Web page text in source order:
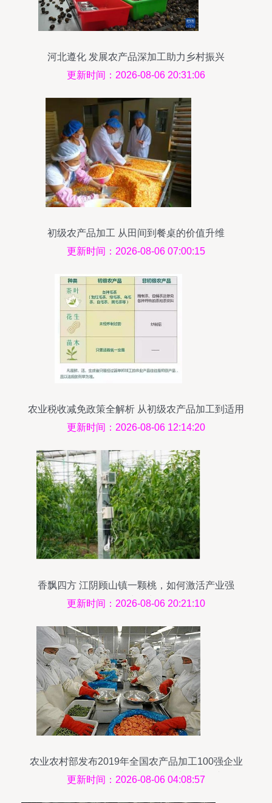
河北遵化 发展农产品深加工助力乡村振兴
更新时间：2026-08-06 20:31:06
初级农产品加工 从田间到餐桌的价值升维
更新时间：2026-08-06 07:00:15
农业税收减免政策全解析 从初级农产品加工到适用
指南
更新时间：2026-08-06 12:14:20
香飘四方 江阴顾山镇一颗桃，如何激活产业强
镇“一池春水”？
更新时间：2026-08-06 20:21:10
农业农村部发布2019年全国农产品加工100强企业
名单 赋能初级农产品加工，助力乡村振兴
更新时间：2026-08-06 04:08:57